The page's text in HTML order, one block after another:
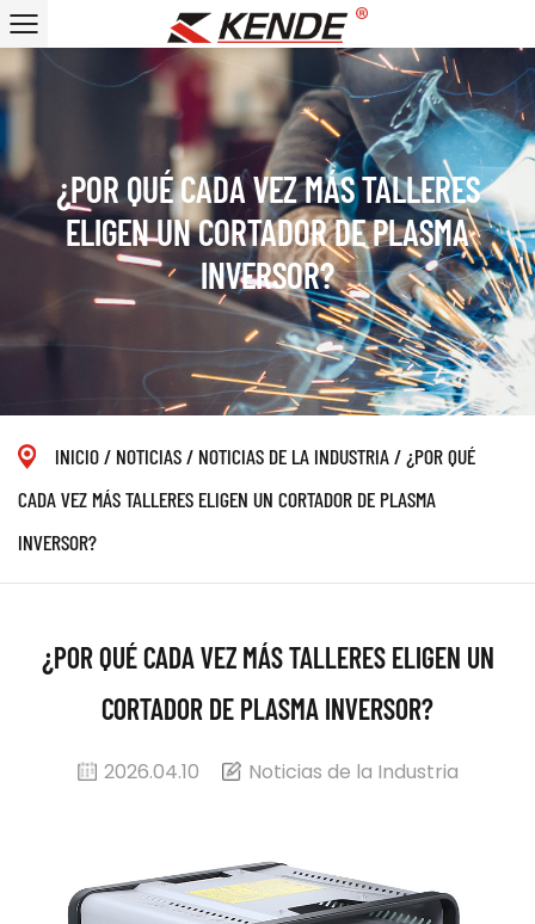
¿POR QUÉ CADA VEZ MÁS TALLERES
ELIGEN UN CORTADOR DE PLASMA
INVERSOR?
INICIO/ NOTICIAS/ NOTICIAS DE LA INDUSTRIA/¿POR QUÉ
CADA VEZ MÁS TALLERES ELIGEN UN CORTADOR DE PLASMA
INVERSOR?
¿POR QUÉ CADA VEZ MÁS TALLERES ELIGEN UN
CORTADOR DE PLASMA INVERSOR?
2026.04.10 Noticias de la Industria